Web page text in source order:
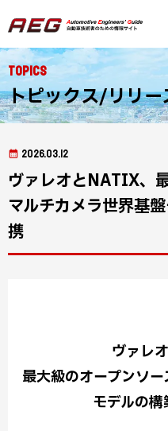
Topics
トピックス/リリー
2026.03.12
ヴァレオとNATIX、
マルチカメラ世界基
携
ヴァレ
最大級のオープンソ
モデルの